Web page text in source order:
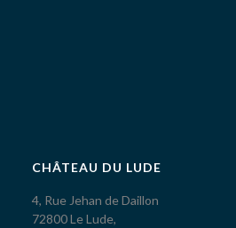
CHÂTEAU DU LUDE
4, Rue Jehan de Daillon
72800 Le Lude,